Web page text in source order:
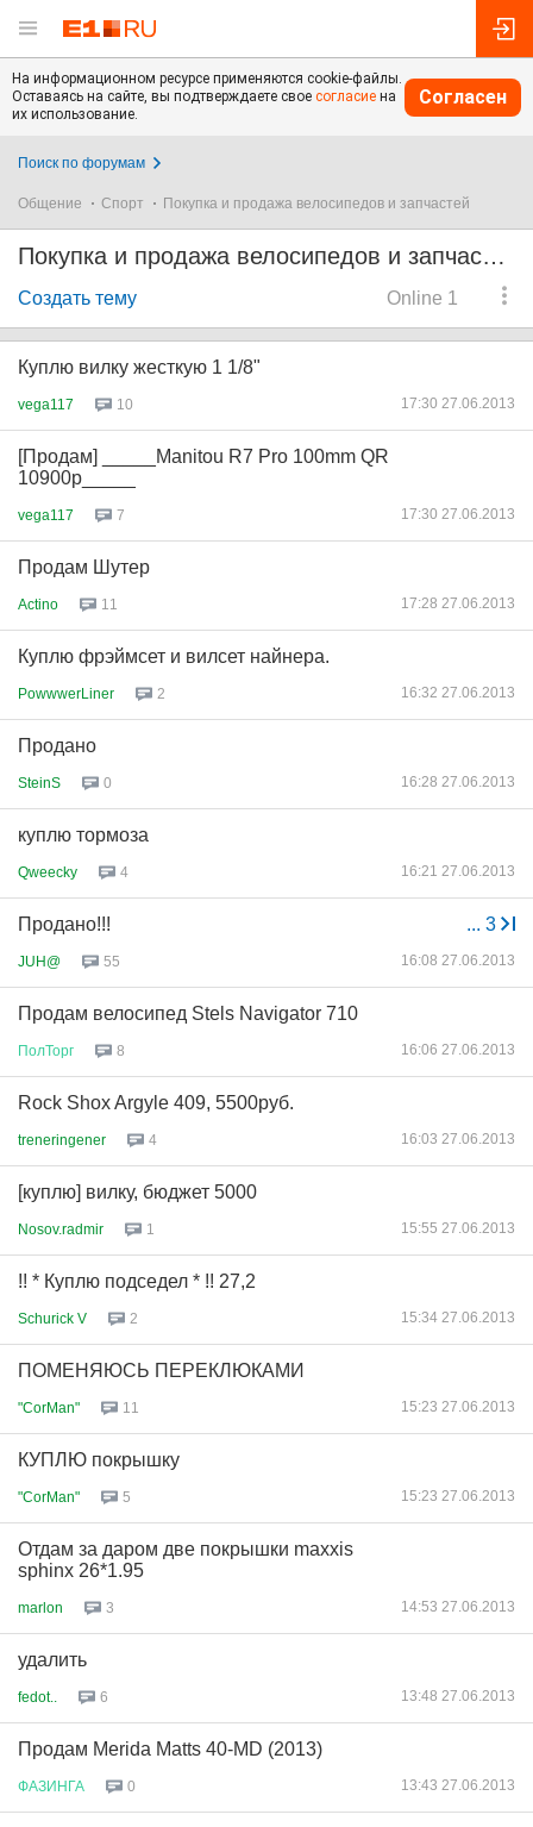
На информационном ресурсе применяются cookie-файлы.
Оставаясь на сайте, вы подтверждаете свое согласие на
их использование.
Согласен
Поиск по форумам
Общение Спорт Покупка и продажа велосипедов и запчастей
Покупка и продажа велосипедов и запчастей
Online 1
Создать тему
Куплю вилку жесткую 1 1/8"
vega117 10 17:30 27.06.2013
[Продам] _____Manitou R7 Pro 100mm QR
10900р_____
vega117 7 17:30 27.06.2013
Продам Шутер
Actino 11 17:28 27.06.2013
Куплю фрэймсет и вилсет найнера.
PowwwerLiner 2 16:32 27.06.2013
Продано
SteinS 0 16:28 27.06.2013
куплю тормоза
Qweecky 4 16:21 27.06.2013
... 3
Продано!!!
JUH@ 55 16:08 27.06.2013
Продам велосипед Stels Navigator 710
ПолТорг 8 16:06 27.06.2013
Rock Shox Argyle 409, 5500руб.
treneringener 4 16:03 27.06.2013
[куплю] вилку, бюджет 5000
Nosov.radmir 1 15:55 27.06.2013
!! * Куплю подседел * !! 27,2
Schurick V 2 15:34 27.06.2013
ПОМЕНЯЮСЬ ПЕРЕКЛЮКАМИ
"CorMan" 11 15:23 27.06.2013
КУПЛЮ покрышку
"CorMan" 5 15:23 27.06.2013
Отдам за даром две покрышки maxxis
sphinx 26*1.95
marlon 3 14:53 27.06.2013
удалить
fedot.. 6 13:48 27.06.2013
Продам Merida Matts 40-MD (2013)
ФАЗИНГА 0 13:43 27.06.2013